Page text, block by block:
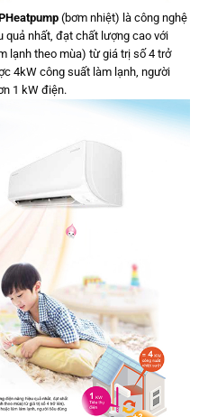
Heatpump (bơm nhiệt) là công nghệ
quả nhất, đạt chất lượng cao với
lạnh theo mùa) từ giá trị số 4 trở
4kW công suất làm lạnh, người
1 kW điện.